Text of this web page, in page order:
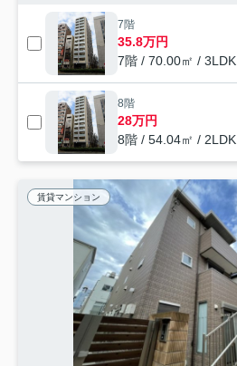
7階
35.8万円
7階 / 70.00㎡ / 3LDK
8階
28万円
8階 / 54.04㎡ / 2LDK
賃貸マンション